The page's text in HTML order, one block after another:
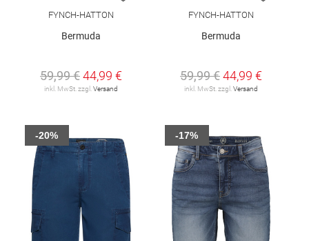
FYNCH-HATTON
Bermuda
59,99 €44,99 €
inkl. MwSt. zzgl. Versand
FYNCH-HATTON
Bermuda
59,99 €44,99 €
inkl. MwSt. zzgl. Versand
-20% -17%